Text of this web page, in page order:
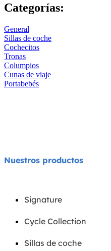
Categorías:
General
Sillas de coche
Cochecitos
Tronas
Columpios
Cunas de viaje
Portabebés
Nuestros productos
Signature
Cycle Collection
Sillas de coche